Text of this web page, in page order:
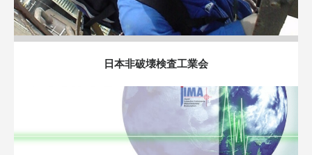
日本非破壊検査工業会